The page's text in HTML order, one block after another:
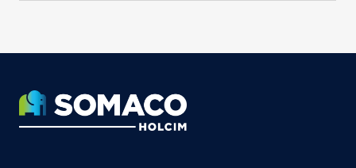
Dâmbovița
Romania
031 425 4577
Footer